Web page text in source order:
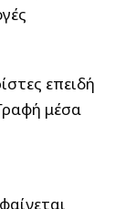
επειδή
μέσα